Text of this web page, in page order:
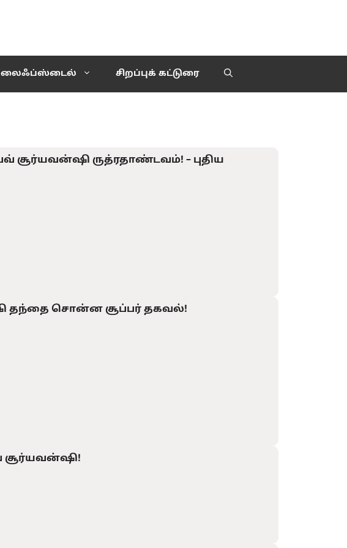
லைஃப்ஸ்டைல் சிறப்புக் கட்டுரை
சூர்யவன்ஷி ருத்ரதாண்டவம்! – புதிய
தந்தை சொன்ன சூப்பர் தகவல்!
சூர்யவன்ஷி!